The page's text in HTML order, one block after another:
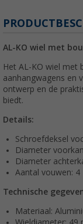
AL-KO wiel met
Het AL-KO wiel met
aanhangwagens en
ontwerp en de
biedt.
Details:
Schroefdeksel
Diameter
Diameter
Aantal vouwen: 4
Technische
Materiaal: